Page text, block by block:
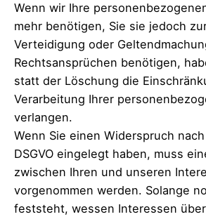
Wenn wir Ihre
mehr benötigen, Sie sie jedoch
Verteidigung oder
Rechtsansprüchen benötigen,
statt der Löschung die
Verarbeitung Ihrer
verlangen.
Wenn Sie einen Widerspruch
DSGVO eingelegt haben, muss
zwischen Ihren und unseren
vorgenommen werden. Solange
feststeht, wessen Interessen